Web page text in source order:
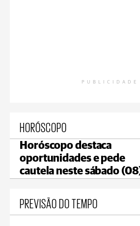
PUBLICIDADE
HORÓSCOPO
Horóscopo destaca
oportunidades e pede
cautela neste sábado
PREVISÃO DO TEMPO